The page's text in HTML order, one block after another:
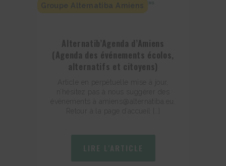
Groupe Alternatiba Amiens
Alternatib’Agenda d’Amiens
(Agenda des événements écolos,
alternatifs et citoyens)
Article en perpétuelle mise à jour,
n’hésitez pas à nous suggérer des
évènements à amiens@alternatiba.eu.
LIRE L'ARTICLE